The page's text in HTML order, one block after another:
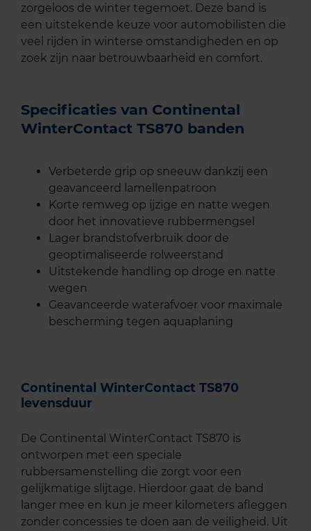
zorgeloos de winter tegemoet. Deze band is
een uitstekende keuze voor automobilisten die
veel rijden in winterse omstandigheden en op
zoek zijn naar betrouwbaarheid en comfort.
Specificaties van Continental
WinterContact TS870 banden
Verbeterde grip op sneeuw dankzij een
geavanceerd lamellenpatroon
Korte remweg op ijzige en natte wegen
door het innovatieve rubbermengsel
Lager brandstofverbruik door de
geoptimaliseerde rolweerstand
Uitstekende handling op droge en natte
wegen
Geavanceerde waterafvoer voor maximale
bescherming tegen aquaplaning
Continental WinterContact TS870
levensduur
De Continental WinterContact TS870 is
ontworpen met een speciale
rubbersamenstelling die zorgt voor een
gelijkmatige slijtage. Hierdoor gaat de band
langer mee en kun je meer kilometers afleggen
zonder concessies te doen aan de veiligheid. Uit